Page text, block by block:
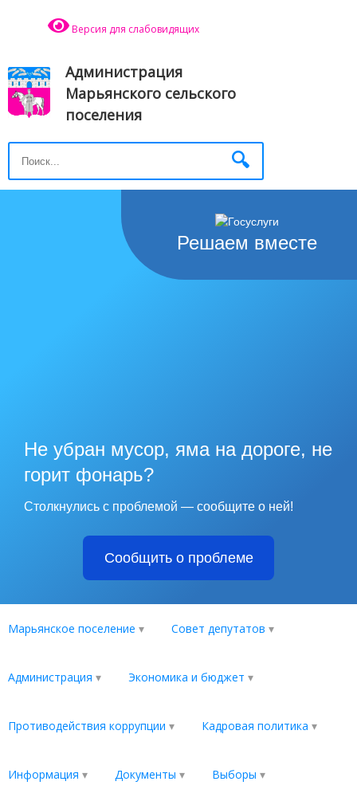
Версия для слабовидящих
Администрация
Марьянского сельского
поселения
Решаем вместе
Не убран мусор, яма на дороге, не
горит фонарь?
Столкнулись с проблемой — сообщите о ней!
Сообщить о проблеме
Марьянское поселение Совет депутатов
Администрация Экономика и бюджет
Противодействия коррупции Кадровая политика
Информация Документы Выборы